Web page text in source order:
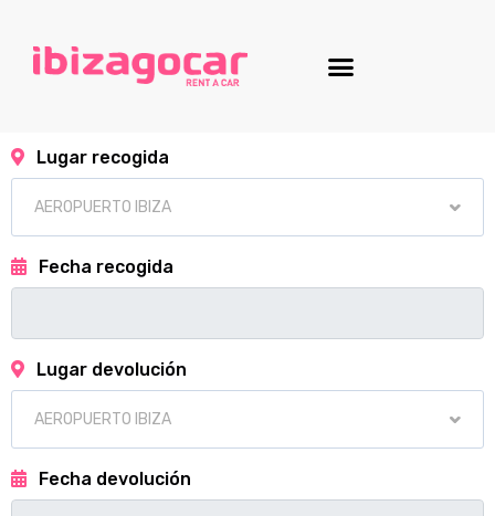
Lugar recogida
Fecha recogida
Lugar devolución
Fecha devolución